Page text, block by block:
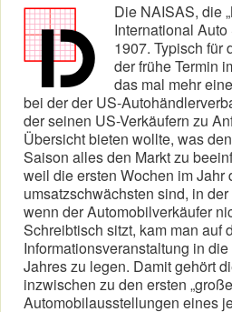
Die NAISAS, die
International
1907. Typisch für
der frühe Termin
das mal mehr
bei der der US-
der seinen US-Verkäufern zu
Übersicht bieten wollte, was
Saison alles den Markt zu
weil die ersten Wochen im Jahr
umsatzschwächsten sind, in
wenn der Automobilverkäufer
Schreibtisch sitzt, kam man auf
Informationsveranstaltung in
Jahres zu legen. Damit gehört
inzwischen zu den ersten
Automobilausstellungen eines